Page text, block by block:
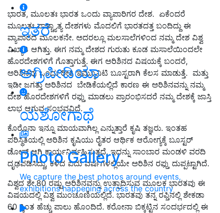
ಇತರೆ
ಅಗ್ರಿಪೀಡಿಯಾ
ಯಶೋಗಾಥೆ
Photo Gallery
We capture the best photos around events,
exhibitions happening across the country
ಭಾರತ, ಮೂಲತಃ ಭಾರತ ಒಂದು ವ್ಯಾಪಾರಿಗರ ದೇಶ. ಏಕೆಂದರೆ
ಮೂಲತಃ ಪಾಶ್ಚ್ಯಾತ್ಯ ದೇಶಗಳು ಮೊದಲಿಗೆ ಭಾರತದತ್ತ ಬಂದಿದ್ದು ಈ
ವ್ಯಾಪಾರದ ಮೂಲಕನೇ. ಅದರಲ್ಲೂ ಮಲಸಾಲೆಗಳಿಂದ ನಮ್ಮ ದೇಶ ವಿಶ್ವ
ವಿಖ್ಯಾತಿ ಆಗಿತ್ತು. ಈಗ ನಮ್ಮ ದೇಶದ ಗುರುತು ಕೂಡ ಮಸಾಲೆಯಿಂದಲೇ
ಹೊರದೇಶಗಳಿಗೆ ಗೊತ್ತಾಗುತ್ತೆ. ಈಗ ಅರಿಶಿನದ ವಿಷಯಕ್ಕೆ ಬಂದರೆ,
ಅರಿಶಿನವು ಒಂದು ರೀತಿ ಇಮ್ಯೂನಿಟಿ ಬೂಸ್ಟರಾಗಿ ಕೆಲಸ ಮಾಡುತ್ತೆ. ಮತ್ತು
ಇಡೀ ಜಗತ್ತು ಅರಿಶಿನದ ಬೇಡಿಕೆಯಲ್ಲಿದೆ ಕಾರಣ ಈ ಅರಿಶಿನವನ್ನು ನಮ್ಮ
ದೇಶ ಹೊರದೇಶಗಳಿಗೆ ರಫ್ತು ಮಾಡಲು ಪ್ರಾರಂಭಿಸದರೆ ನಮ್ಮ ದೇಶಕ್ಕೆ ಜಾಸ್ತಿ
ಲಾಭ ಆಗುವ ಸಂಭವವಿದೆ.
ಕೊರೊನಾ ಇನ್ನೂ ಮಾಯವಾಗಿಲ್ಲ ಎನ್ನುತ್ತಾರೆ ಕೃಷಿ ತಜ್ಞರು. ಇಂತಹ
ಪರಿಸ್ಥಿತಿಯಲ್ಲಿ ಅರಿಶಿನ ಕೃಷಿಯು ರೈತರ ಆರ್ಥಿಕ ಆರೋಗ್ಯಕ್ಕೆ ಬೂಸ್ಟರ್
ಡೋಸ್ ಆಗಿ ಕಾರ್ಯನಿರ್ವಹಿಸುತ್ತದೆ. ಇದನ್ನು ಸಾಂಬಾರ ಮಂಡಳಿ ವರದಿ
ದೃಢಪಡಿಸಿದ್ದು, ಕಳೆದ ಐದು ವರ್ಷಗಳಲ್ಲಿಯೇ ಅರಿಶಿನ ರಫ್ತು ದುಪ್ಪಟ್ಟಾಗಿದೆ.
ವಿಶ್ವದ ಶೇ.80 ರಷ್ಟು ಅರಿಶಿನವನ್ನು ಉತ್ಪಾದಿಸುವ ಮೂಲಕ ಭಾರತವು ಈ
ವಿಷಯದಲ್ಲಿ ವಿಶ್ವ ಮುಂಚೂಣಿಯಲ್ಲಿದೆ. ಭಾರತವು ತನ್ನ ರಫ್ತಿನಲ್ಲಿ ಶೇಕಡಾ
60 ಕ್ಕಿಂತ ಹೆಚ್ಚು ಪಾಲು ಹೊಂದಿದೆ. ಕರೋನಾ ಬಿಕ್ಕಟ್ಟಿನ ಸಂದರ್ಭದಲ್ಲಿ ಈ